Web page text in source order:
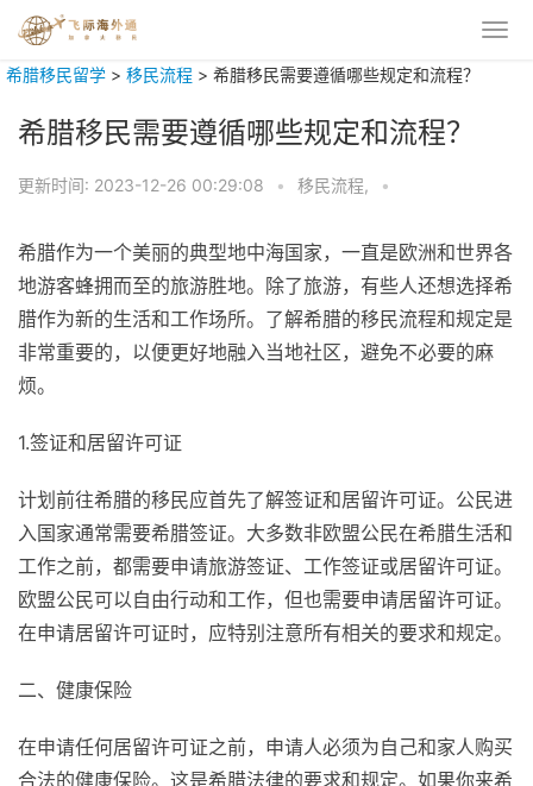
希腊移民留学 > 移民流程 > 希腊移民需要遵循哪些规定和流程？
希腊移民需要遵循哪些规定和流程？
更新时间: 2023-12-26 00:29:08 • 移民流程, •
希腊作为一个美丽的典型地中海国家，一直是欧洲和世界各
地游客蜂拥而至的旅游胜地。除了旅游，有些人还想选择希
腊作为新的生活和工作场所。了解希腊的移民流程和规定是
非常重要的，以便更好地融入当地社区，避免不必要的麻
烦。
1.签证和居留许可证
计划前往希腊的移民应首先了解签证和居留许可证。公民进
入国家通常需要希腊签证。大多数非欧盟公民在希腊生活和
工作之前，都需要申请旅游签证、工作签证或居留许可证。
欧盟公民可以自由行动和工作，但也需要申请居留许可证。
在申请居留许可证时，应特别注意所有相关的要求和规定。
二、健康保险
在申请任何居留许可证之前，申请人必须为自己和家人购买
合法的健康保险。这是希腊法律的要求和规定。如果你来希